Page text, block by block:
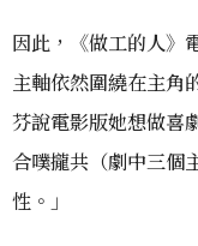
因此，《做工的人》
主軸依然圍繞在主角
芬說電影版她想做喜
合噗攏共（劇中三個
性。」